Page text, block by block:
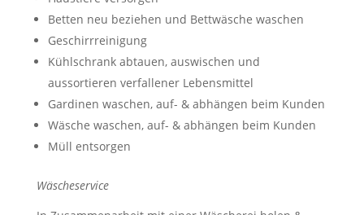
Betten neu beziehen und Bettwäsche waschen
Geschirrreinigung
Kühlschrank abtauen, auswischen und
aussortieren verfallener Lebensmittel
Gardinen waschen, auf- & abhängen beim Kunden
Wäsche waschen, auf- & abhängen beim Kunden
Müll entsorgen
Wäscheservice